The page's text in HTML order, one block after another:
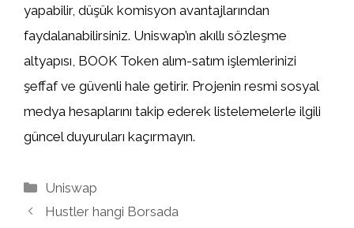
yapabilir, düşük komisyon avantajlarından
faydalanabilirsiniz. Uniswap’ın akıllı sözleşme
altyapısı, BOOK Token alım-satım işlemlerinizi
şeffaf ve güvenli hale getirir. Projenin resmi sosyal
medya hesaplarını takip ederek listelemelerle ilgili
güncel duyuruları kaçırmayın.
Kategoriler
Uniswap
Hustler hangi Borsada